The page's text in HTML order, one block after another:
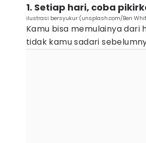
1. Setiap hari, coba
ilustrasi bersyukur (unsplash.com/Ben
Kamu bisa memulainya
tidak kamu sadari